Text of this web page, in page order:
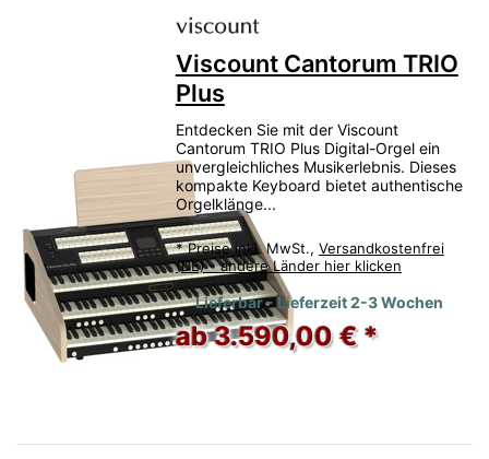
Viscount Cantorum TRIO
Plus
Entdecken Sie mit der Viscount
Cantorum TRIO Plus Digital-Orgel ein
unvergleichliches Musikerlebnis. Dieses
kompakte Keyboard bietet authentische
Orgelklänge...
* Preise inkl. MwSt., Versandkostenfrei
(DE) - andere Länder hier klicken
Lieferbar - Lieferzeit 2-3 Wochen
ab 3.590,00 € *